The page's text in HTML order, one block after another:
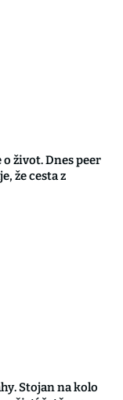
o život. Dnes peer
že cesta z
Stojan na kolo